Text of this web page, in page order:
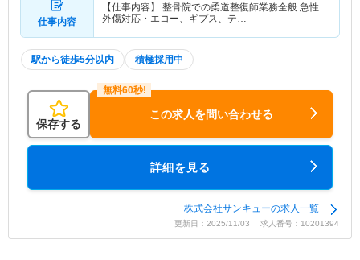
仕事内容
【仕事内容】 整骨院での柔道整復師業務全般 急性
外傷対応・エコー、ギプス、テ…
駅から徒歩5分以内 積極採用中
保存する
この求人を問い合わせる
詳細を見る
株式会社サンキューの求人一覧
更新日：2025/11/03 求人番号：10201394